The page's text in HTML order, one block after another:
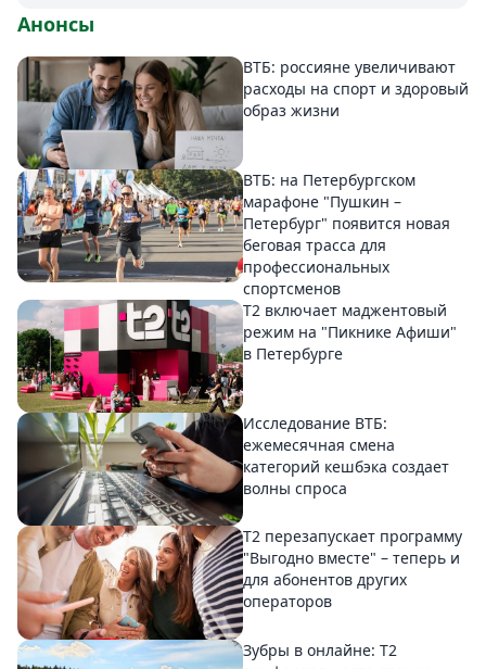
Анонсы
ВТБ: россияне увеличивают
расходы на спорт и здоровый
образ жизни
ВТБ: на Петербургском
марафоне "Пушкин –
Петербург" появится новая
беговая трасса для
профессиональных
спортсменов
Т2 включает маджентовый
режим на "Пикнике Афиши"
в Петербурге
Исследование ВТБ:
ежемесячная смена
категорий кешбэка создает
волны спроса
Т2 перезапускает программу
"Выгодно вместе" – теперь и
для абонентов других
операторов
Зубры в онлайне: Т2